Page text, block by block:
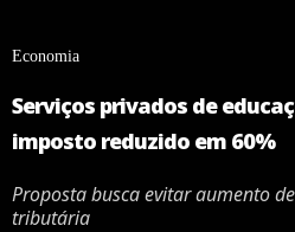
Economia
Serviços privados de
imposto reduzido em 60%
Proposta busca evitar aumento
tributária